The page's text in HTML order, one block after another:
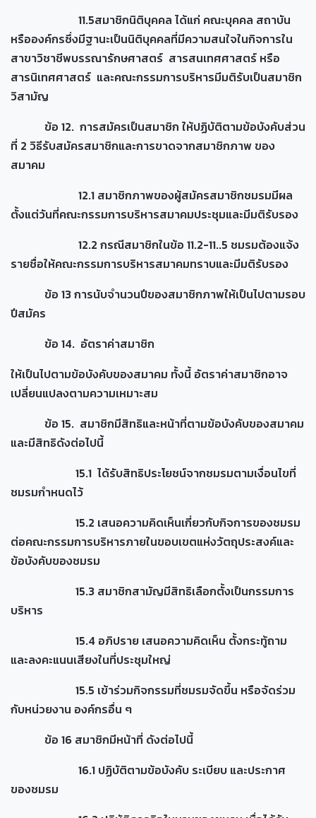
11.5สมาชิกนิติบุคคล ได้แก่ คณะบุคคล สถาบัน
หรือองค์กรซึ่งมีฐานะเป็นนิติบุคคลที่มีความสนใจในกิจการใน
สาขาวิชาชีพบรรณารักษศาสตร์ สารสนเทศศาสตร์ หรือ
สารนิเทศศาสตร์ และคณะกรรมการบริหารมีมติรับเป็นสมาชิก
วิสามัญ
ข้อ 12. การสมัครเป็นสมาชิก ให้ปฏิบัติตามข้อบังคับส่วน
ที่ 2 วิธีรับสมัครสมาชิกและการขาดจากสมาชิกภาพ ของ
สมาคม
12.1 สมาชิกภาพของผู้สมัครสมาชิกชมรมมีผล
ตั้งแต่วันที่คณะกรรมการบริหารสมาคมประชุมและมีมติรับรอง
12.2 กรณีสมาชิกในข้อ 11.2-11..5 ชมรมต้องแจ้ง
รายชื่อให้คณะกรรมการบริหารสมาคมทราบและมีมติรับรอง
ข้อ 13 การนับจำนวนปีของสมาชิกภาพให้เป็นไปตามรอบ
ปีสมัคร
ข้อ 14. อัตราค่าสมาชิก
ให้เป็นไปตามข้อบังคับของสมาคม ทั้งนี้ อัตราค่าสมาชิกอาจ
เปลี่ยนแปลงตามความเหมาะสม
ข้อ 15. สมาชิกมีสิทธิและหน้าที่ตามข้อบังคับของสมาคม
และมีสิทธิดังต่อไปนี้
15.1 ได้รับสิทธิประโยชน์จากชมรมตามเงื่อนไขที่
ชมรมกำหนดไว้
15.2 เสนอความคิดเห็นเกี่ยวกับกิจการของชมรม
ต่อคณะกรรมการบริหารภายในขอบเขตแห่งวัตถุประสงค์และ
ข้อบังคับของชมรม
15.3 สมาชิกสามัญมีสิทธิเลือกตั้งเป็นกรรมการ
บริหาร
15.4 อภิปราย เสนอความคิดเห็น ตั้งกระทู้ถาม
และลงคะแนนเสียงในที่ประชุมใหญ่
15.5 เข้าร่วมกิจกรรมที่ชมรมจัดขึ้น หรือจัดร่วม
กับหน่วยงาน องค์กรอื่น ๆ
ข้อ 16 สมาชิกมีหน้าที่ ดังต่อไปนี้
16.1 ปฏิบัติตามข้อบังคับ ระเบียบ และประกาศ
ของชมรม